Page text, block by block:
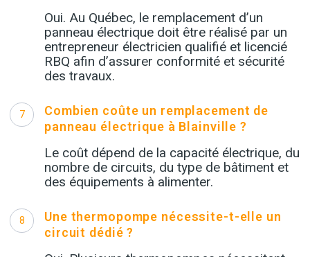
Oui. Au Québec, le remplacement d’un
panneau électrique doit être réalisé par un
entrepreneur électricien qualifié et licencié
RBQ afin d’assurer conformité et sécurité
des travaux.
7
Combien coûte un remplacement de
panneau électrique à Blainville ?
Le coût dépend de la capacité électrique, du
nombre de circuits, du type de bâtiment et
des équipements à alimenter.
8
Une thermopompe nécessite-t-elle un
circuit dédié ?